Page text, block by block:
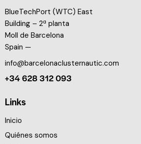
BlueTechPort (WTC) East
Building – 2ª planta
Moll de Barcelona
Spain —
info@barcelonaclusternautic.com
+34 628 312 093
Links
Inicio
Quiénes somos